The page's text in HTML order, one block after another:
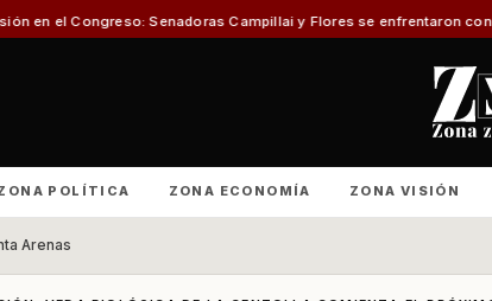
Campillai y Flores se enfrentaron con insultos personales
POLÍTICA ZONA ECONOMÍA ZONA VISIÓN
Arenas